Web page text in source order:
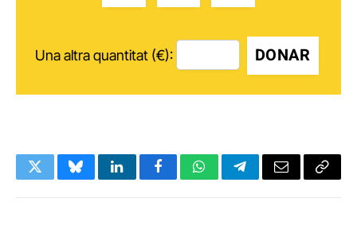
Una altra quantitat (€): DONAR
TwitterBlueskyLinkedInFacebookWhatsAppTelegramEmail Copy